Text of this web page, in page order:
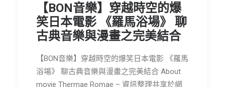
【BON音樂】穿越時空的爆
笑日本電影 《羅馬浴場》 聊
古典音樂與漫畫之完美結合
【BON音樂】穿越時空的爆笑日本電影 《羅馬
浴場》 聊古典音樂與漫畫之完美結合 About
movie Thermae Romae – 資訊整理共享於網